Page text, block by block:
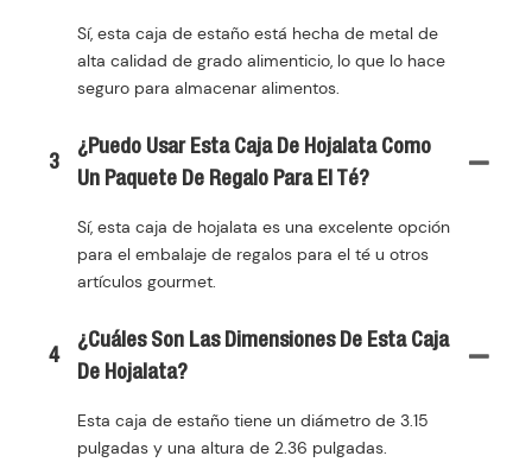
Sí, esta caja de estaño está hecha de metal de
alta calidad de grado alimenticio, lo que lo hace
seguro para almacenar alimentos.
3
¿Puedo Usar Esta Caja De Hojalata Como
Un Paquete De Regalo Para El Té?
Sí, esta caja de hojalata es una excelente opción
para el embalaje de regalos para el té u otros
artículos gourmet.
4
¿Cuáles Son Las Dimensiones De Esta Caja
De Hojalata?
Esta caja de estaño tiene un diámetro de 3.15
pulgadas y una altura de 2.36 pulgadas.